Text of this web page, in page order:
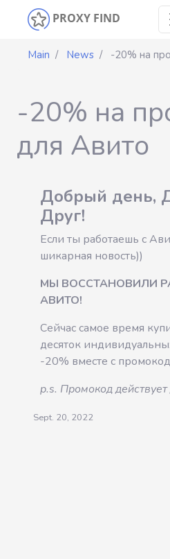
PROXY FIND
Main News -20% на
-20% на
для Авито
Добрый день,
Друг!
Если ты работаешь с
шикарная новость))
МЫ ВОССТАНОВИЛИ
АВИТО!
Сейчас самое время
десяток
-20% вместе с
p.s. Промокод
Sept. 20, 2022